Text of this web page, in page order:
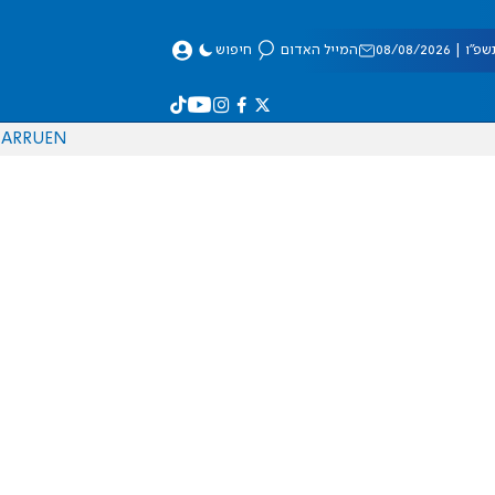
08/2026 המייל האדום חיפוש
EN
RU
AR